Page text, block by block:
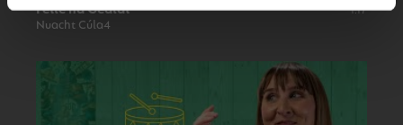
Féile na Gealaí
Nuacht Cúla4
1:17